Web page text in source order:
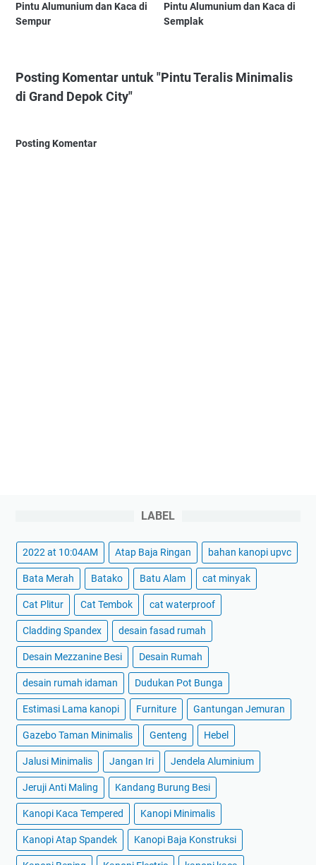
Pintu Alumunium dan Kaca di
Sempur
Pintu Alumunium dan Kaca di
Semplak
Posting Komentar untuk "Pintu Teralis Minimalis
di Grand Depok City"
Posting Komentar
LABEL
2022 at 10:04AM Atap Baja Ringan bahan kanopi upvc
Bata Merah Batako Batu Alam cat minyak
Cat Plitur Cat Tembok cat waterproof
Cladding Spandex desain fasad rumah
Desain Mezzanine Besi Desain Rumah
desain rumah idaman Dudukan Pot Bunga
Estimasi Lama kanopi Furniture Gantungan Jemuran
Gazebo Taman Minimalis Genteng Hebel
Jalusi Minimalis Jangan Iri Jendela Aluminium
Jeruji Anti Maling Kandang Burung Besi
Kanopi Kaca Tempered Kanopi Minimalis
Kanopi Atap Spandek Kanopi Baja Konstruksi